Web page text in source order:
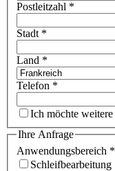
Postleitzahl *
Stadt *
Land *
Telefon *
Ihre Anfrage
Anwendungsbereich *
Schleifbearbeitung